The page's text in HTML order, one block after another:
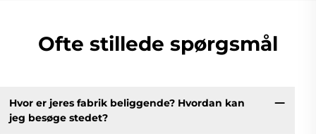
Ofte stillede spørgsmål
Hvor er jeres fabrik beliggende? Hvordan kan
jeg besøge stedet?